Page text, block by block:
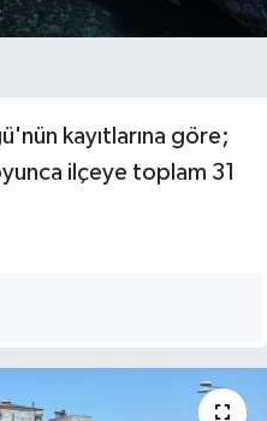
kayıtlarına göre;
ilçeye toplam 31